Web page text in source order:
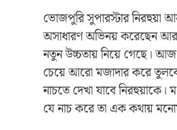
ভোজপুরি সুপারস্টার নিরহুয়া
অসাধারণ অভিনয় করেছেন
নতুন উচ্চতায় নিয়ে গেছে।
চেয়ে আরো মজাদার করে
নাচতে দেখা যাবে নিরহুয়াকে।
যে নাচ করে তা এক কথায়